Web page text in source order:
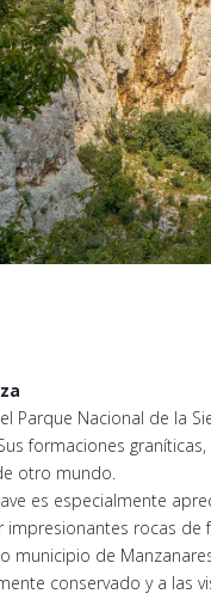
Parque Nacional de la
formaciones
otro mundo.
es especialmente
impresionantes rocas de
municipio de
conservado y a las